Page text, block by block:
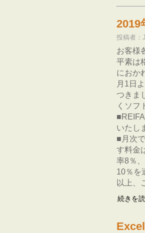
2019
投稿者：
お客様
平素は
におか
月1日
つきま
くソフ
いたし
■月次
す料金
率8％
10％を
以上、
続きを